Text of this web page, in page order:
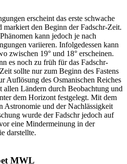
erscheint das erste schwache
den Beginn der Fadschr-Zeit.
kann jedoch je nach
variieren. Infolgedessen kann
zwischen 19° und 18° erscheinen.
es noch zu früh für das Fadschr-
sollte nur zum Beginn des Fastens
Auflösung des Osmanischen Reiches
allen Ländern durch Beobachtung und
dem Horizont festgelegt. Mit dem
Astronomie und der Nachlässigkeit
wurde der Fadschr jedoch auf
eine Mindermeinung in der
darstellte.
MWL